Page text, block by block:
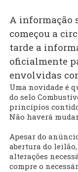
A informação
começou a
tarde a
oficialmente
envolvidas
Uma novidade é
do selo
princípios
Não haverá
Apesar do
abertura do
alterações
compre o